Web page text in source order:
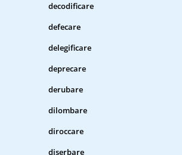
decodificare
defecare
delegificare
deprecare
derubare
dilombare
diroccare
diserbare